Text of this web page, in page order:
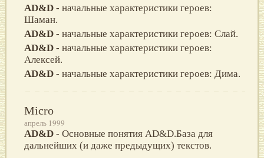
AD&D - начальные характеристики героев:
Шаман.
AD&D - начальные характеристики героев: Слай.
AD&D - начальные характеристики героев:
Алексей.
AD&D - начальные характеристики героев: Дима.
Micro
апрель 1999
AD&D - Основные понятия AD&D.База для
дальнейших (и даже предыдущих) текстов.